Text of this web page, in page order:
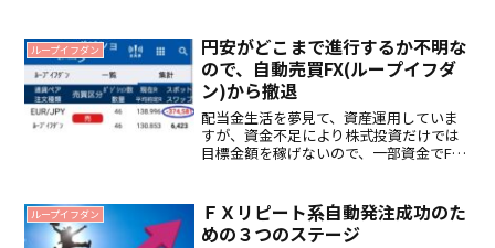
かしながら、よくよく説明を読んでいく
と、ただ101円...
ループイフダン
円安がどこまで進行するか不明な
ので、自動売買FX(ループイフダ
ン)から撤退
配当金生活を夢見て、資産運用していま
すが、資金不足により株式投資だけでは
目標金額を稼げないので、一部資金でFX
することを前提に、その上下の動きで自
動売買を繰り返し、利益...
ループイフダン
ＦＸリピート系自動発注成功のた
めの３つのステージ